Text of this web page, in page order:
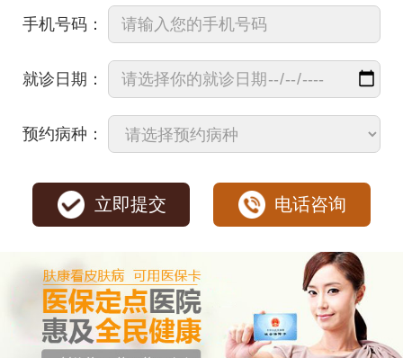
手机号码：
就诊日期：
预约病种：
立即提交 电话咨询